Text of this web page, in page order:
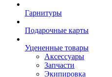
Гарнитуры
Подарочные карты
Уцененные товары
Аксессуары
Запчасти
Экипировка